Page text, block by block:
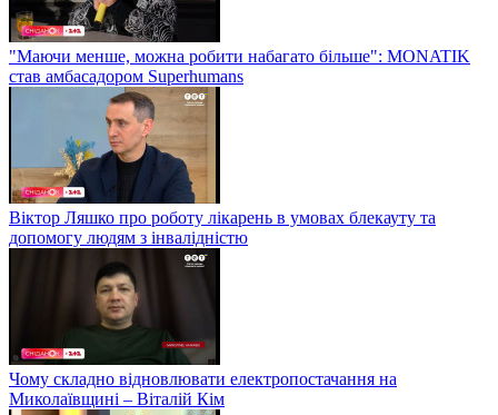
"Маючи менше, можна робити набагато більше": MONATIK
став амбасадором Superhumans
Віктор Ляшко про роботу лікарень в умовах блекауту та
допомогу людям з інвалідністю
Чому складно відновлювати електропостачання на
Миколаївщині – Віталій Кім